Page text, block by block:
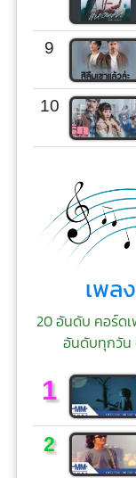
9
10
เพล
20 อันดับ คอร์ด
อันดับทุกวัน
1
2